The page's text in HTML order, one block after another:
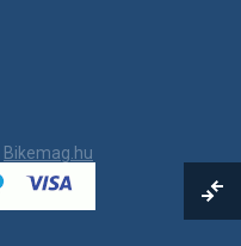
Bikemag.hu